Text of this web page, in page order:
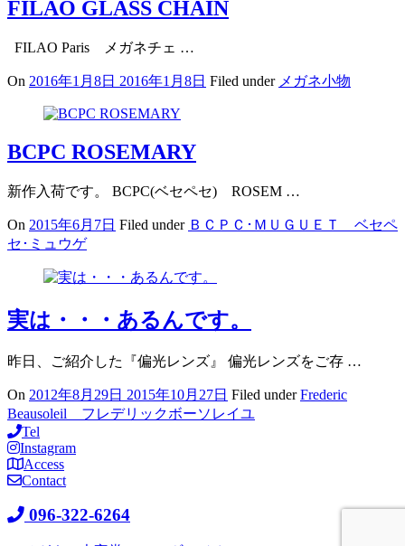
FILAO GLASS CHAIN
FILAO Paris メガネチェ …
On 2016年1月8日 2016年1月8日 Filed under メガネ小物
BCPC ROSEMARY
新作入荷です。 BCPC(ベセペセ) ROSEM …
On 2015年6月7日 Filed under ＢＣＰＣ･ＭＵＧＵＥＴ ベセペ
セ･ミュウゲ
実は・・・あるんです。
昨日、ご紹介した『偏光レンズ』 偏光レンズをご存 …
On 2012年8月29日 2015年10月27日 Filed underFrederic
Beausoleil フレデリックボーソレイユ
Tel
Instagram
Access
Contact
096-322-6264